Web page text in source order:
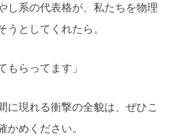
し系の代表格が、私たちを物理
うとしてくれたら。
もらってます」
に現れる衝撃の全貌は、ぜひこ
かめください。